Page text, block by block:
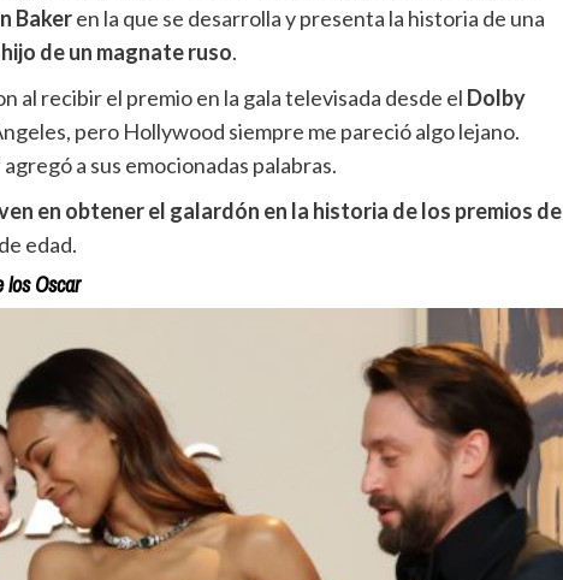
Bakeren la que se desarrolla y presenta la historia de una
de un magnate ruso.
al recibir el premio en la gala televisada desde el Dolby
pero Hollywood siempre me pareció algo lejano.
a sus emocionadas palabras.
en obtener el galardón en la historia de los premios de
edad.
los Oscar